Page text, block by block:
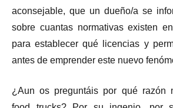
aconsejable, que un dueño/a se
sobre cuantas normativas existen
para establecer qué licencias y
antes de emprender este nuevo
¿Aun os preguntáis por qué razón